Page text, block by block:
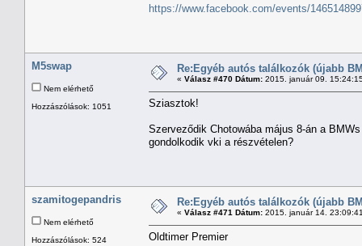
https://www.facebook.com/events/
M5swap
Nem elérhető
Hozzászólások: 1051
Re:Egyéb autós találkozók (újabb
« Válasz #470 Dátum: 2015. január 09.
Sziasztok!
Szerveződik Chotowába május 8-án a
gondolkodik vki a részvételen?
szamitogepandris
Nem elérhető
Hozzászólások: 524
Re:Egyéb autós találkozók (újabb
« Válasz #471 Dátum: 2015. január 14.
Oldtimer Premier